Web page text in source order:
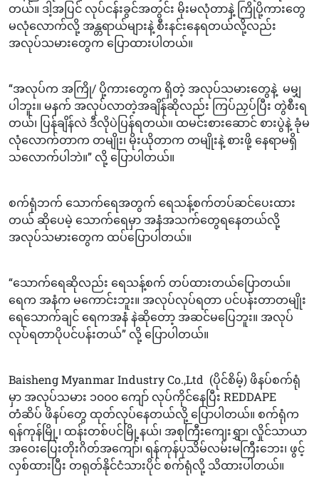
တယ်။ ဒါ့အပြင် လုပ်ငန်းခွင်အတွင်း မိုးမလုံတာနဲ့ ကြိုပို့ကားတွေ
မလုံလောက်လို့ အန္တရာယ်များနဲ့ စီးနင်းနေရတယ်လို့လည်း
အလုပ်သမားတွေက ပြောထားပါတယ်။
“အလုပ်က အကြို/ ပို့ကားတွေက ရှိတဲ့ အလုပ်သမားတွေနဲ့ မမျှ
ပါဘူး။ မနက် အလုပ်လာတဲ့အချိန်ဆိုလည်း ကြပ်ညှပ်ပြီး တွဲစီးရ
တယ်၊ ပြန်ချိန်လဲ ဒီလိုပဲပြန်ရတယ်။ ထမင်းစားဆောင် စားပွဲနဲ့ ခုံမ
လုံလောက်တာက တမျိုး၊ မိုးယိုတာက တမျိုးနဲ့ စားဖို့ နေရာမရှိ
သလောက်ပါဘဲ။” လို့ ပြောပါတယ်။
စက်ရုံဘက် သောက်ရေအတွက် ရေသန့်စက်တပ်ဆင်ပေးထား
တယ် ဆိုပေမဲ့ သောက်ရေမှာ အနံအသက်တွေရနေတယ်လို့
အလုပ်သမားတွေက ထပ်ပြောပါတယ်။
“သောက်ရေဆိုလည်း ရေသန့်စက် တပ်ထားတယ်ပြောတယ်။
ရေက အနံက မကောင်းဘူး။ အလုပ်လုပ်ရတာ ပင်ပန်းတာတမျိုး
ရေသောက်ချင် ရေကအနံ နဲဆိုတော့ အဆင်မပြေဘူး။ အလုပ်
လုပ်ရတာပိုပင်ပန်းတယ်” လို့ ပြောပါတယ်။
Baisheng Myanmar Industry Co.,Ltd (ပိုင်စိမ့်) ဖိနပ်စက်ရုံ
မှာ အလုပ်သမား ၁၀၀၀ ကျော် လုပ်ကိုင်နေပြီး REDDAPE
တံဆိပ် ဖိနပ်တွေ ထုတ်လုပ်နေတယ်လို့ ပြောပါတယ်။ စက်ရုံက
ရန်ကုန်မြို့၊ ထန်းတစ်ပင်မြို့နယ်၊ အစုကြီးကျေးရွှာ၊ လှိုင်သာယာ
အဝေးပြေးတိုးဂိတ်အကျော်၊ ရန်ကုန်ပုသိမ်လမ်းမကြီးဘေး၊ ဖွင့်
လှစ်ထားပြီး တရုတ်နိုင်ငံသားပိုင် စက်ရုံလို့ သိထားပါတယ်။